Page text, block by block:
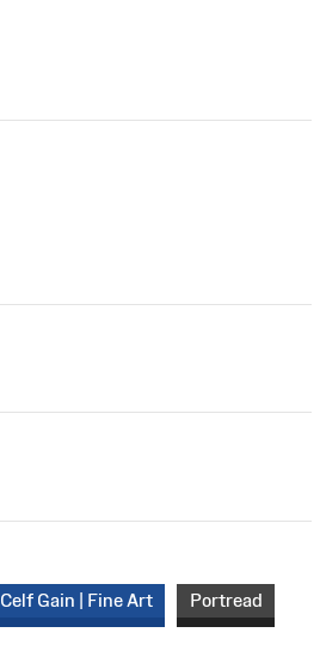
Celf Gain | Fine Art Portread